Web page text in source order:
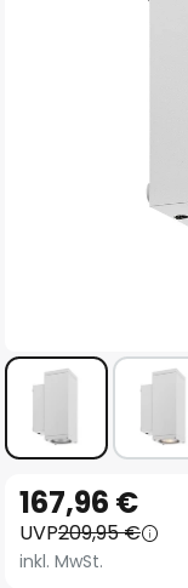
Anfang
der
Bildgalerie
167,96 €
UVP209,95 €
inkl. MwSt.